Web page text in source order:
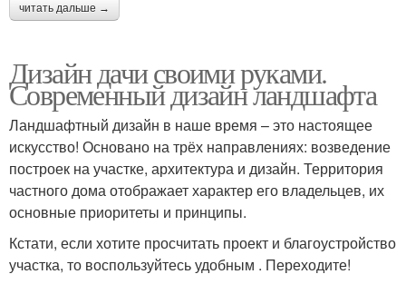
читать дальше →
Дизайн дачи своими руками.
Современный дизайн ландшафта
Ландшафтный дизайн в наше время – это настоящее
искусство! Основано на трёх направлениях: возведение
построек на участке, архитектура и дизайн. Территория
частного дома отображает характер его владельцев, их
основные приоритеты и принципы.
Кстати, если хотите просчитать проект и благоустройство
участка, то воспользуйтесь удобным . Переходите!